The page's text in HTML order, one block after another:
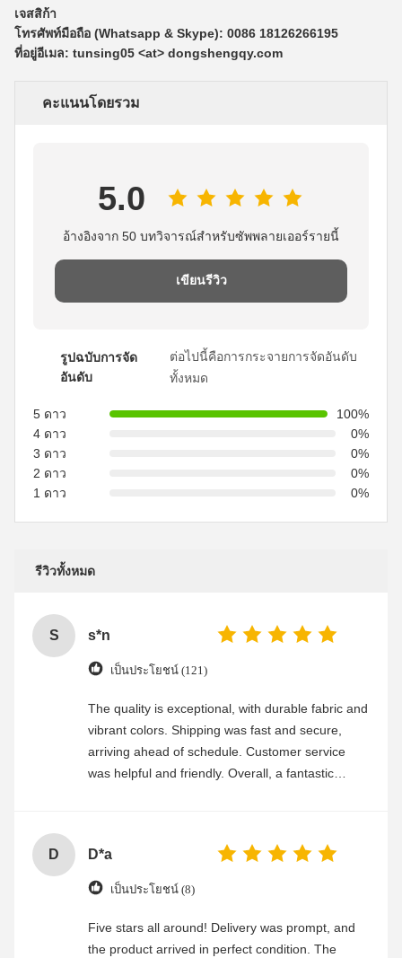
เจสสิก้า
โทรศัพท์มือถือ (Whatsapp & Skype): 0086 18126266195
ที่อยู่อีเมล: tunsing05 <at> dongshengqy.com
คะแนนโดยรวม
5.0
อ้างอิงจาก 50 บทวิจารณ์สำหรับซัพพลายเออร์รายนี้
เขียนรีวิว
รูปฉบับการจัด
อันดับ
ต่อไปนี้คือการกระจายการจัดอันดับ
ทั้งหมด
5 ดาว
100%
4 ดาว
0%
3 ดาว
0%
2 ดาว
0%
1 ดาว
0%
รีวิวทั้งหมด
S s*n
เป็นประโยชน์ (121)
The quality is exceptional, with durable fabric and
vibrant colors. Shipping was fast and secure,
arriving ahead of schedule. Customer service
was helpful and friendly. Overall, a fantastic
D D*a
เป็นประโยชน์ (8)
Five stars all around! Delivery was prompt, and
the product arrived in perfect condition. The